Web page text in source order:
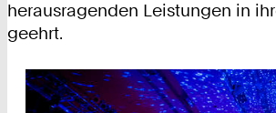
herausragenden Leistungen in
geehrt.